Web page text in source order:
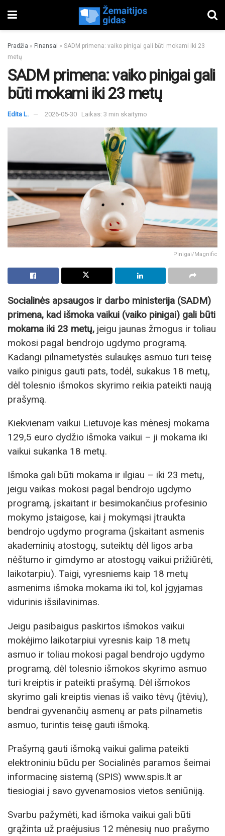
Pradžia » Finansai » SADM primena: vaiko pinigai gali būti mokami iki 23
metų
SADM primena: vaiko pinigai gali
būti mokami iki 23 metų
Edita L. 2026-05-30 Laikas: 3 min skaitymo
Pinigai/Magnific
Socialinės apsaugos ir darbo ministerija (SADM)
primena, kad išmoka vaikui (vaiko pinigai) gali būti
mokama iki 23 metų, jeigu jaunas žmogus ir toliau
mokosi pagal bendrojo ugdymo programą.
Kadangi pilnametystės sulaukęs asmuo turi teisę
vaiko pinigus gauti pats, todėl, sukakus 18 metų,
dėl tolesnio išmokos skyrimo reikia pateikti naują
prašymą.
Kiekvienam vaikui Lietuvoje kas mėnesį mokama
129,5 euro dydžio išmoka vaikui – ji mokama iki
vaikui sukanka 18 metų.
Išmoka gali būti mokama ir ilgiau – iki 23 metų,
jeigu vaikas mokosi pagal bendrojo ugdymo
programą, įskaitant ir besimokančius profesinio
mokymo įstaigose, kai į mokymąsi įtraukta
bendrojo ugdymo programa (įskaitant asmenis
akademinių atostogų, suteiktų dėl ligos arba
nėštumo ir gimdymo ar atostogų vaikui prižiūrėti,
laikotarpiu). Taigi, vyresniems kaip 18 metų
asmenims išmoka mokama iki tol, kol įgyjamas
vidurinis išsilavinimas.
Jeigu pasibaigus paskirtos išmokos vaikui
mokėjimo laikotarpiui vyresnis kaip 18 metų
asmuo ir toliau mokosi pagal bendrojo ugdymo
programą, dėl tolesnio išmokos skyrimo asmuo
turi kreiptis ir pateikti prašymą. Dėl išmokos
skyrimo gali kreiptis vienas iš vaiko tėvų (įtėvių),
bendrai gyvenančių asmenų ar pats pilnametis
asmuo, turintis teisę gauti išmoką.
Prašymą gauti išmoką vaikui galima pateikti
elektroniniu būdu per Socialinės paramos šeimai
informacinę sistemą (SPIS) www.spis.lt ar
tiesiogiai į savo gyvenamosios vietos seniūniją.
Svarbu pažymėti, kad išmoka vaikui gali būti
grąžinta už praėjusius 12 mėnesių nuo prašymo